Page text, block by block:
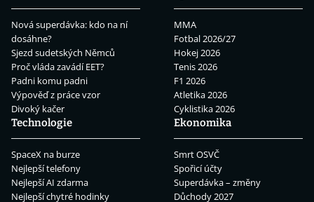
Nová superdávka: kdo na ní
dosáhne?
Sjezd sudetských Němců
Proč vláda zavádí EET?
Padni komu padni
Výpověď z práce vzor
Divoký kačer
MMA
Fotbal 2026/27
Hokej 2026
Tenis 2026
F1 2026
Atletika 2026
Cyklistika 2026
Technologie
SpaceX na burze
Nejlepší telefony
Nejlepší AI zdarma
Nejlepší chytré hodinky
Ekonomika
Smrt OSVČ
Spořicí účty
Superdávka – změny
Důchody 2027